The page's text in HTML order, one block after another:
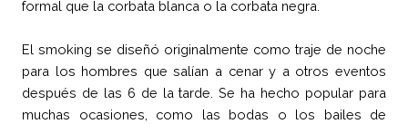
formal que la corbata blanca o la corbata negra.
El smoking se diseñó originalmente como traje de noche
para los hombres que salían a cenar y a otros eventos
después de las 6 de la tarde. Se ha hecho popular para
muchas ocasiones, como las bodas o los bailes de